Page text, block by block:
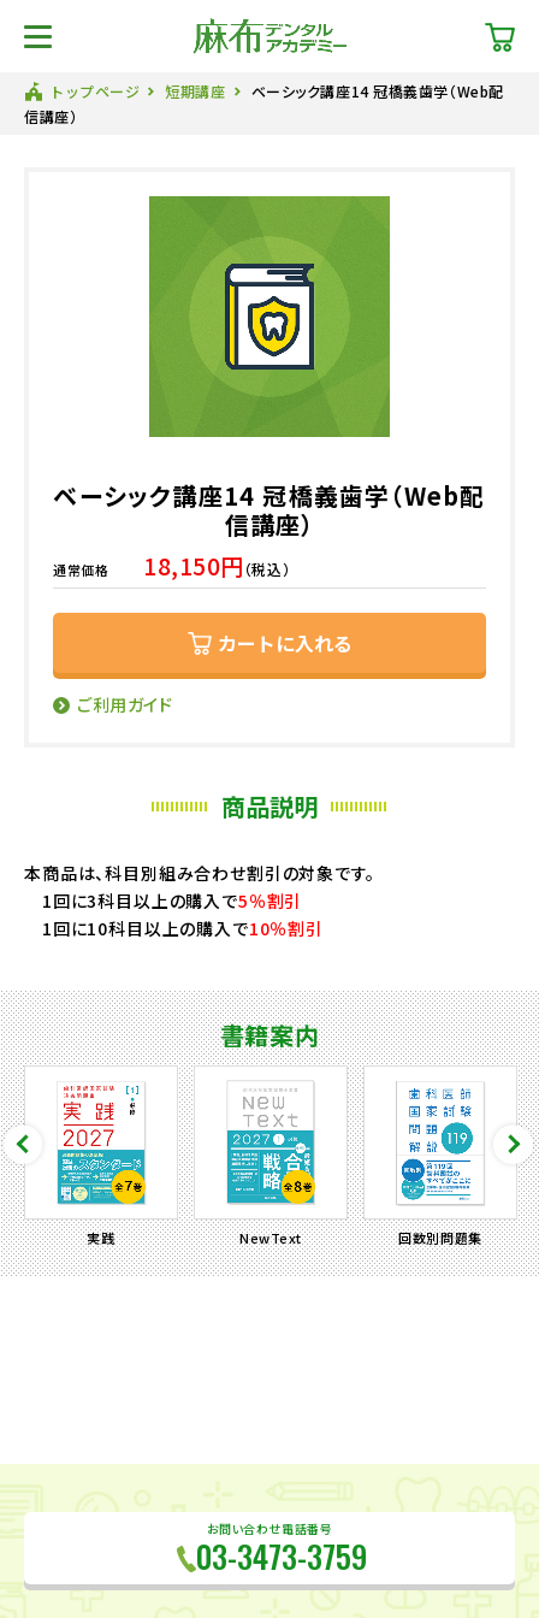
トップページ 短期講座
ベーシック講座14 冠橋義歯学（Web配
信講座）
ベーシック講座14 冠橋義歯学（Web配
信講座）
通常価格 18,150円 （税込）
カートに入れる
ご利用ガイド
商品説明
本商品は、科目別組み合わせ割引の対象です。
1回に3科目以上の購入で5％割引
1回に10科目以上の購入で10％割引
書籍案内
実践 NewText 回数別問題集
お問い合わせ電話番号
03-3473-3759